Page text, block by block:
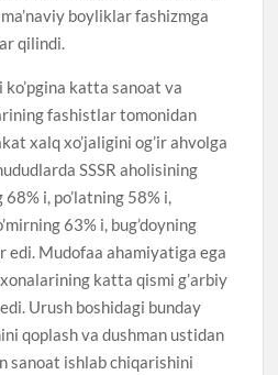
boyliklar fashizmga
qilindi.
katta sanoat va
fashistlar tomonidan
xalq xo’jaligini og’ir ahvolga
SSSR aholisining
i, po’latning 58% i,
63% i, bug’doyning
edi. Mudofaa ahamiyatiga ega
katta qismi g’arbiy
Urush boshidagi bunday
qoplash va dushman ustidan
sanoat ishlab chiqarishini